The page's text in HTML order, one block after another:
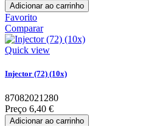
Adicionar ao carrinho
Favorito
Comparar
Quick view
Injector (72) (10x)
87082021280
Preço 6,40 €
Adicionar ao carrinho